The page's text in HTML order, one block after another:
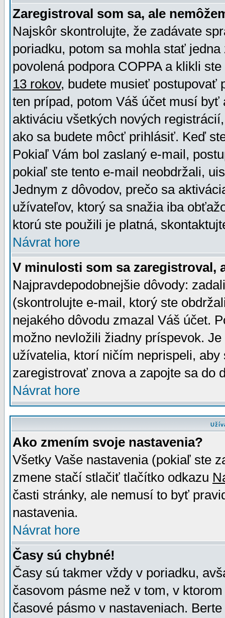
Zaregistroval som sa, ale
Najskôr skontrolujte, že zadávate
poriadku, potom sa mohla stať
povolená podpora COPPA a klikli
13 rokov, budete musieť postupovať
ten prípad, potom Váš účet musí
aktiváciu všetkých nových
ako sa budete môcť prihlásiť. Keď
Pokiaľ Vám bol zaslaný e-mail,
pokiaľ ste tento e-mail neobdržali,
Jednym z dôvodov, prečo sa
užívateľov, ktorý sa snažia iba
ktorú ste použili je platná,
Návrat hore
V minulosti som sa zaregistroval,
Najpravdepodobnejšie dôvody:
(skontrolujte e-mail, ktorý ste
nejakého dôvodu zmazal Váš účet.
možno nevložili žiadny príspevok.
užívatelia, ktorí ničím neprispeli,
zaregistrovať znova a zapojte sa do
Návrat hore
Ako zmením svoje nastavenia?
Všetky Vaše nastavenia (pokiaľ ste
zmene stačí stlačiť tlačítko odkazu
časti stránky, ale nemusí to byť
nastavenia.
Návrat hore
Časy sú chybné!
Časy sú takmer vždy v poriadku,
časovom pásme než v tom, v
časové pásmo v nastaveniach.